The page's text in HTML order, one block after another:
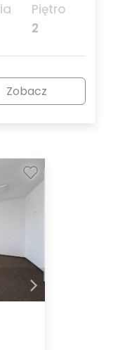
Piętro
2
Zobacz